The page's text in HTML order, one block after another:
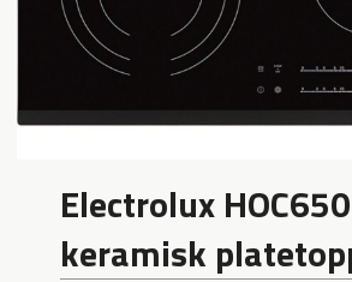
Electrolux
keramisk